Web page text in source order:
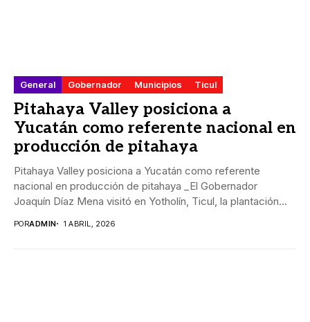
General Gobernador Municipios Ticul
Pitahaya Valley posiciona a
Yucatán como referente nacional en
producción de pitahaya
Pitahaya Valley posiciona a Yucatán como referente
nacional en producción de pitahaya _El Gobernador
Joaquín Díaz Mena visitó en Yotholín, Ticul, la plantación...
PORADMIN 1 ABRIL, 2026